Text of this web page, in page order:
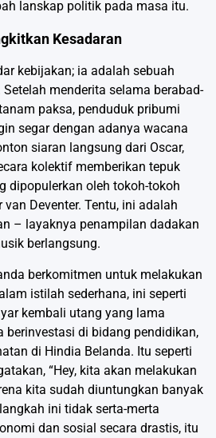
lanskap politik pada masa itu.
Kesadaran
kebijakan; ia adalah sebuah
menderita selama berabad-
paksa, penduduk pribumi
segar dengan adanya wacana
siaran langsung dari Oscar,
kolektif memberikan tepuk
dipopulerkan oleh tokoh-tokoh
Deventer. Tentu, ini adalah
– layaknya penampilan dadakan
berlangsung.
berkomitmen untuk melakukan
istilah sederhana, ini seperti
kembali utang yang lama
berinvestasi di bidang pendidikan,
di Hindia Belanda. Itu seperti
“Hey, kita akan melakukan
kita sudah diuntungkan banyak
ini tidak serta-merta
dan sosial secara drastis, itu